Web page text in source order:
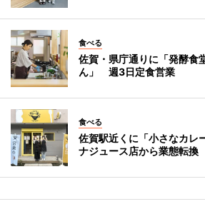
食べる
佐賀・県庁通りに「発酵食
ん」 週3日定食営業
食べる
佐賀駅近くに「小さなカ
ナジュース店から業態転換